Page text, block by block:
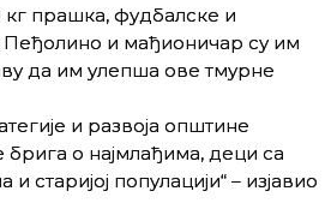
прашка, фудбалске и
Пеђолино и мађионичар су им
да им улепша ове тмурне
и развоја општине
о најмлађима, деци са
старијој популацији“ – изјавио